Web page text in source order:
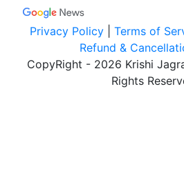
Privacy Policy Terms of
Refund &
CopyRight - 2026 Krishi
Rights